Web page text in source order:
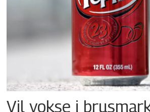
Vil vokse i